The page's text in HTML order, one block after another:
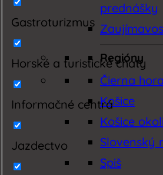
Gastroturizmus
Horské a turistické chaty
Informačné centrá
Jazdectvo
prednášky
Regióny
Čierna hora
Košice
Košice
Slovenský
Spiš